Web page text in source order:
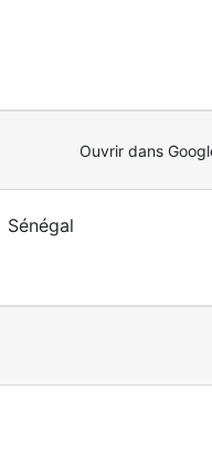
Ouvrir dans
Sénégal